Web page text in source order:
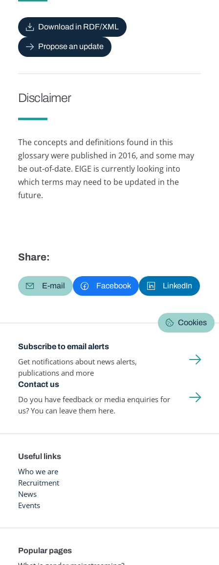
Download in RDF/XML
Propose an update
Disclaimer
The concepts and definitions found in this
glossary were published in 2016, and some may
be out-of-date. EIGE is currently looking into
which terms may need to be updated in the
future.
Share:
E-mail Facebook LinkedIn
Cookies
Subscribe to email alerts
Get notifications about news alerts,
publications and more
Contact us
Do you have feedback or media enquiries for
us? You can leave them here.
Useful links
Who we are
Recruitment
News
Events
Popular pages